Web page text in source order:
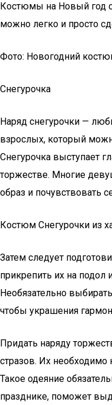
Костюмы на Новый год
можно легко и просто
Фото: Новогодний
Снегурочка
Наряд снегурочки —
взрослых, который
Снегурочка выступает
торжестве. Многие
образ и почувствовать
Костюм Снегурочки из
Затем следует
прикрепить их на
Необязательно
чтобы украшения
Придать наряду
стразов. Их необходимо
Такое одеяние
празднике, поможет